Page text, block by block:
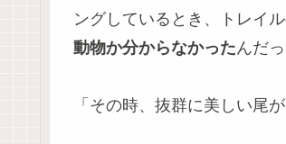
ングしているとき、トレイ
動物か分からなかったんだ
「その時、抜群に美しい尾